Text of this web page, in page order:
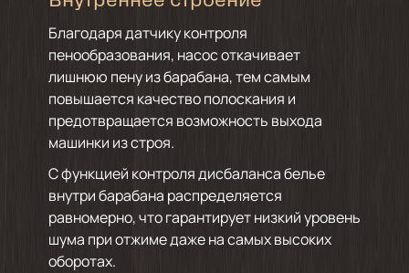
Благодаря датчику контроля
пенообразования, насос откачивает
лишнюю пену из барабана, тем самым
повышается качество полоскания и
предотвращается возможность выхода
машинки из строя.
С функцией контроля дисбаланса белье
внутри барабана распределяется
равномерно, что гарантирует низкий уровень
шума при отжиме даже на самых высоких
оборотах.